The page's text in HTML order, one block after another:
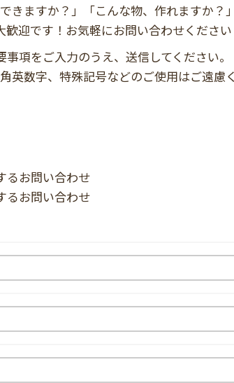
きますか？」「こんな物、作れますか？」
歓迎です！お気軽にお問い合わせください
事項をご入力のうえ、送信してください。
英数字、特殊記号などのご使用はご遠慮
るお問い合わせ
るお問い合わせ